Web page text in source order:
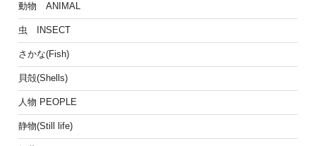
動物 ANIMAL
虫 INSECT
さかな(Fish)
貝殻(Shells)
人物 PEOPLE
静物(Still life)